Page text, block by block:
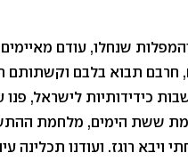
שנחלו, עודם
חרבם תבוא בלבם וקשתותם
כידידותיות לישראל, פנו
ששת הימים, מלחמת
רוגז. ועודנו תכלינה